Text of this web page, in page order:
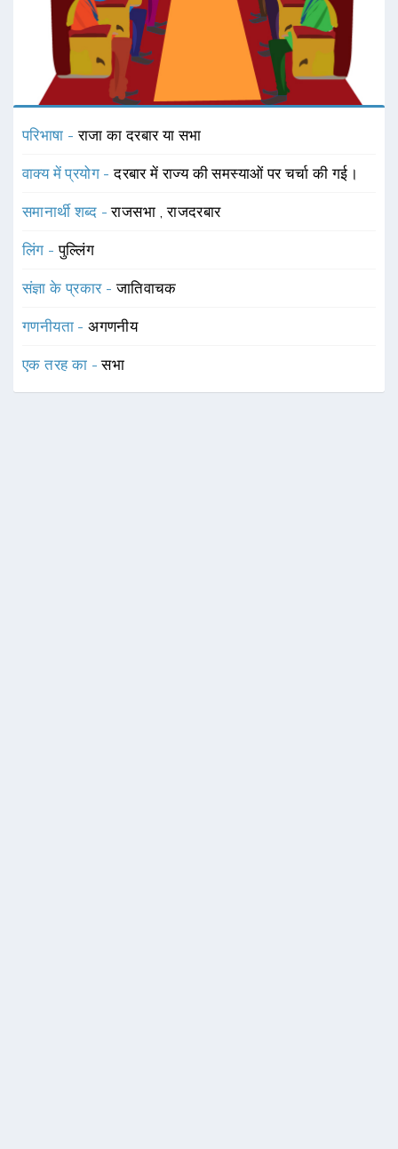
परिभाषा -राजा का दरबार या सभा
वाक्य में प्रयोग -दरबार में राज्य की समस्याओं पर चर्चा की गई।
समानार्थी शब्द -राजसभा ,राजदरबार
लिंग -पुल्लिंग
संज्ञा के प्रकार -जातिवाचक
गणनीयता -अगणनीय
एक तरह का -सभा